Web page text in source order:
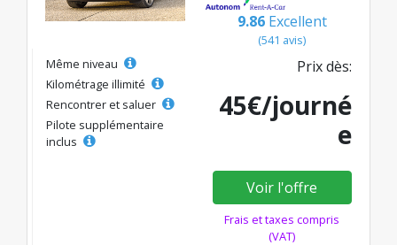
9.86 Excellent
(541 avis)
Même niveau
Kilométrage illimité
Rencontrer et saluer
Pilote supplémentaire
inclus
Prix dès:
45€/journé
e
Voir l'offre
Frais et taxes compris
(VAT)